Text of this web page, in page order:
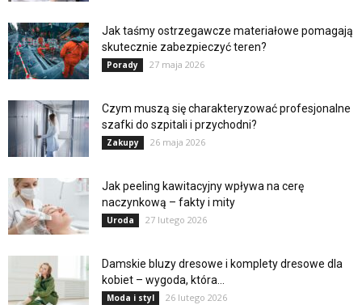
Jak taśmy ostrzegawcze materiałowe pomagają
skutecznie zabezpieczyć teren?
Porady 27 maja 2026
Czym muszą się charakteryzować profesjonalne
szafki do szpitali i przychodni?
Zakupy 26 maja 2026
Jak peeling kawitacyjny wpływa na cerę
naczynkową – fakty i mity
Uroda 27 lutego 2026
Damskie bluzy dresowe i komplety dresowe dla
kobiet – wygoda, która...
Moda i styl 26 lutego 2026